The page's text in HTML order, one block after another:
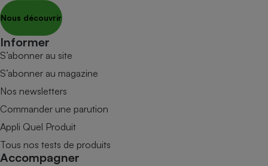
Nous découvrir
Informer
S’abonner au site
S’abonner au magazine
Nos newsletters
Commander une parution
Appli Quel Produit
Tous nos tests de produits
Accompagner